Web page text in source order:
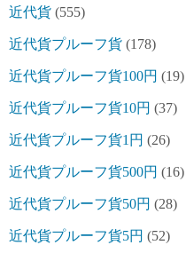
近代貨 (555)
近代貨プルーフ貨 (178)
近代貨プルーフ貨100円 (19)
近代貨プルーフ貨10円 (37)
近代貨プルーフ貨1円 (26)
近代貨プルーフ貨500円 (16)
近代貨プルーフ貨50円 (28)
近代貨プルーフ貨5円 (52)